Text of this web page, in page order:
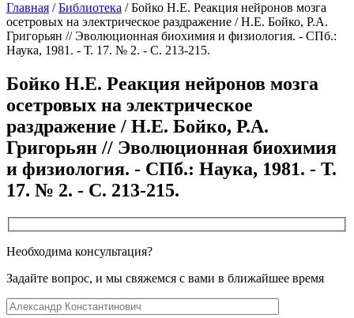
Главная /Библиотека /Бойко Н.Е. Реакция нейронов мозга
осетровых на электрическое раздражение / Н.Е. Бойко, Р.А.
Григорьян // Эволюционная биохимия и физиология. - СПб.:
Наука, 1981. - Т. 17. № 2. - С. 213-215.
Бойко Н.Е. Реакция нейронов мозга
осетровых на электрическое
раздражение / Н.Е. Бойко, Р.А.
Григорьян // Эволюционная биохимия
и физиология. - СПб.: Наука, 1981. - Т.
17. № 2. - С. 213-215.
Необходима консультация?
Задайте вопрос, и мы свяжемся с вами в ближайшее время